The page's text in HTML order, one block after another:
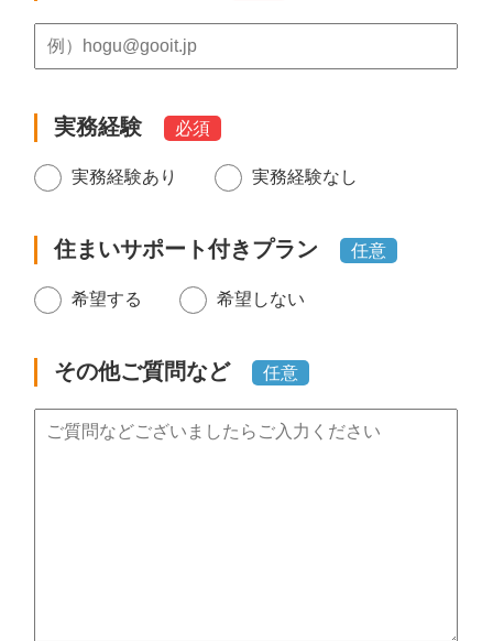
実務経験 必須
実務経験あり 実務経験なし
住まいサポート付きプラン 任意
希望する 希望しない
その他ご質問など 任意